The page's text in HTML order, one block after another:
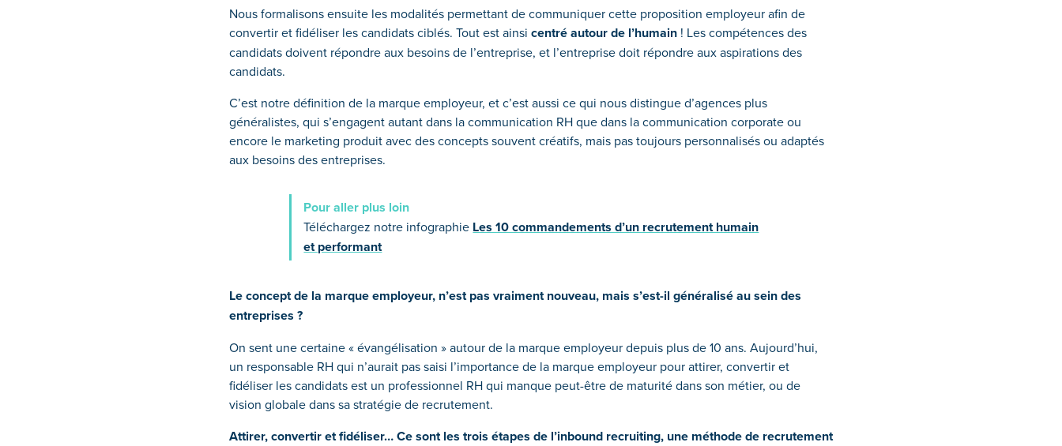
Nous formalisons ensuite les modalités permettant de communiquer cette proposition employeur afin de
convertir et fidéliser les candidats ciblés. Tout est ainsi centré autour de l’humain ! Les compétences des
candidats doivent répondre aux besoins de l’entreprise, et l’entreprise doit répondre aux aspirations des
candidats.
C’est notre définition de la marque employeur, et c’est aussi ce qui nous distingue d’agences plus
généralistes, qui s’engagent autant dans la communication RH que dans la communication corporate ou
encore le marketing produit avec des concepts souvent créatifs, mais pas toujours personnalisés ou adaptés
aux besoins des entreprises.
Pour aller plus loin
Téléchargez notre infographie Les 10 commandements d’un recrutement humain
et performant
Le concept de la marque employeur, n’est pas vraiment nouveau, mais s’est-il généralisé au sein des
entreprises ?
On sent une certaine « évangélisation » autour de la marque employeur depuis plus de 10 ans. Aujourd’hui,
un responsable RH qui n’aurait pas saisi l’importance de la marque employeur pour attirer, convertir et
fidéliser les candidats est un professionnel RH qui manque peut-être de maturité dans son métier, ou de
vision globale dans sa stratégie de recrutement.
Attirer, convertir et fidéliser… Ce sont les trois étapes de l’inbound recruiting, une méthode de recrutement